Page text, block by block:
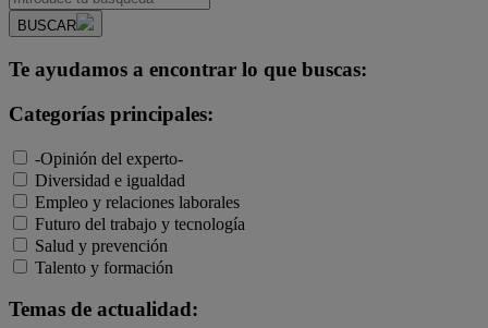
BUSCAR
Te ayudamos a encontrar lo que buscas:
Categorías principales:
-Opinión del experto-
Diversidad e igualdad
Empleo y relaciones laborales
Futuro del trabajo y tecnología
Salud y prevención
Talento y formación
Temas de actualidad: